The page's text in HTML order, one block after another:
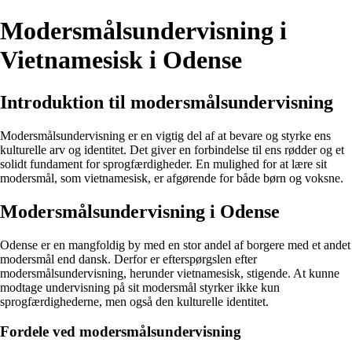
Modersmålsundervisning i
Vietnamesisk i Odense
Introduktion til modersmålsundervisning
Modersmålsundervisning er en vigtig del af at bevare og styrke ens
kulturelle arv og identitet. Det giver en forbindelse til ens rødder og et
solidt fundament for sprogfærdigheder. En mulighed for at lære sit
modersmål, som vietnamesisk, er afgørende for både børn og voksne.
Modersmålsundervisning i Odense
Odense er en mangfoldig by med en stor andel af borgere med et andet
modersmål end dansk. Derfor er efterspørgslen efter
modersmålsundervisning, herunder vietnamesisk, stigende. At kunne
modtage undervisning på sit modersmål styrker ikke kun
sprogfærdighederne, men også den kulturelle identitet.
Fordele ved modersmålsundervisning